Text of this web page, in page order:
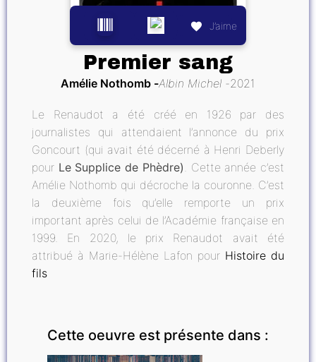
J’aime
Premier sang
Amélie Nothomb Albin Michel 2021
Le Renaudot a été créé en 1926 par des
journalistes qui attendaient l’annonce du prix
Goncourt (qui avait été décerné à Henri Deberly
pour Le Supplice de Phèdre) . Cette année c’est
Amélie Nothomb qui décroche la couronne. C’est
la deuxième fois qu’elle remporte un prix
important après celui de l’Académie française en
1999. En 2020, le prix Renaudot avait été
attribué à Marie-Hélène Lafon pour Histoire du
fils
Cette oeuvre est présente dans :